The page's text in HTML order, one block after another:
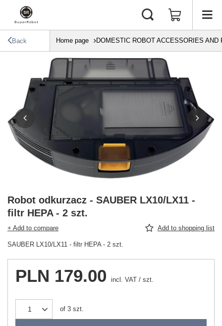
Back Home page DOMESTIC ROBOT ACCESSORIES AND
Robot odkurzacz - SAUBER LX10/LX11 -
filtr HEPA - 2 szt.
+ Add to compare Add to shopping list
SAUBER LX10/LX11 - filtr HEPA - 2 szt.
PLN 179.00 incl. VAT / szt.
of 3 szt.